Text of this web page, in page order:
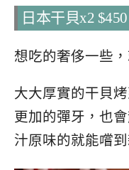
日本干貝x2 $450
想吃的奢侈一些
大大厚實的干貝
更加的彈牙，也
汁原味的就能嚐